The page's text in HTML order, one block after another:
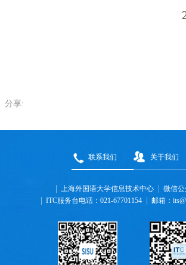
分享:
联系我们 关于我们
上海外国语大学信息技术中心
微信
ITC服务台电话：021-67701154
邮箱：